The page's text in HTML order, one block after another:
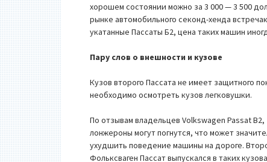
хорошем состоянии можно за 3 000 — 3 500
рынке автомобильного секонд-хенда
укатанные Пассаты Б2, цена таких машин
Пару слов о внешности и кузове
Кузов второго Пассата не имеет защитного
необходимо осмотреть кузов легковушки.
По отзывам владельцев Volkswagen Passat
лонжероны могут погнутся, что может
ухудшить поведение машины на дороге.
Фольксваген Пассат выпускался в таких